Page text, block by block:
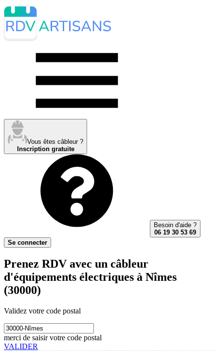
Vous êtes câbleur ?
Inscription gratuite
Besoin d'aide ?
06 19 30 53 69
Se connecter
Prenez RDV avec un câbleur
d'équipements électriques à Nîmes
(30000)
Validez votre code postal
merci de saisir votre code postal
VALIDER